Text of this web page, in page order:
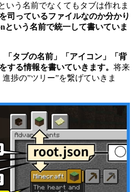
いう名前でなくてもタブは作れま
司っているファイルなのか分かり
という名前で統一して書いていま
「タブの名前」「アイコン」「背
する情報を書いていきます。 将来
捗の”ツリー”を繋げていきま